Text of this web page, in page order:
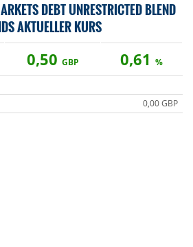
DEBT UNRESTRICTED BLEND
AKTUELLER KURS
0,50 GBP 0,61 %
0,00 GBP